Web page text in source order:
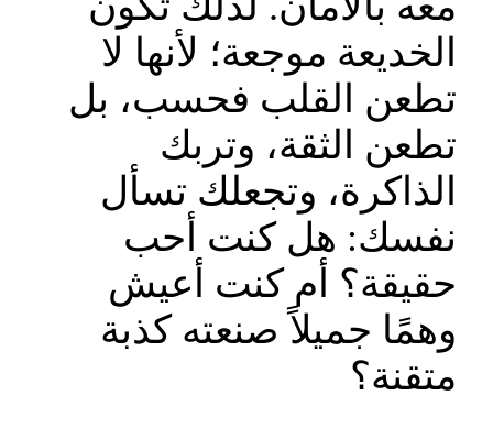
الخديعة موجعة؛ لأنها لا
تطعن القلب فحسب، بل
تطعن الثقة، وتربك
الذاكرة، وتجعلك تسأل
نفسك: هل كنت أحب
حقيقة؟ أم كنت أعيش
وهمًا جميلاً صنعته كذبة
متقنة؟